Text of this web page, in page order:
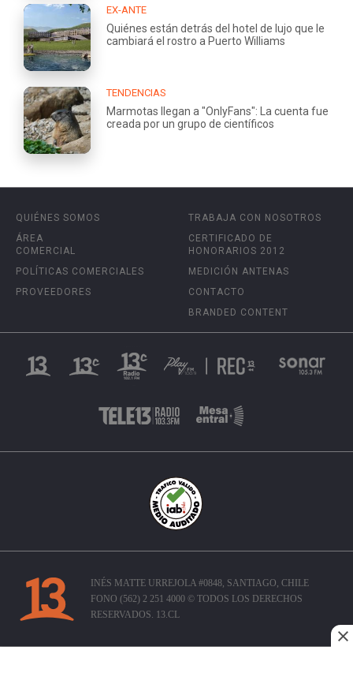
EX-ANTE
Quiénes están detrás del hotel de lujo que le
cambiará el rostro a Puerto Williams
TENDENCIAS
Marmotas llegan a "OnlyFans": La cuenta fue
creada por un grupo de científicos
QUIÉNES SOMOS
ÁREA
COMERCIAL
POLÍTICAS COMERCIALES
PROVEEDORES
TRABAJA CON NOSOTROS
CERTIFICADO DE
HONORARIOS 2012
MEDICIÓN ANTENAS
CONTACTO
BRANDED CONTENT
INÉS MATTE URREJOLA #0848, SANTIAGO, CHILE
FONO (562) 2 251 4000 © TODOS LOS DERECHOS
RESERVADOS. 13.CL